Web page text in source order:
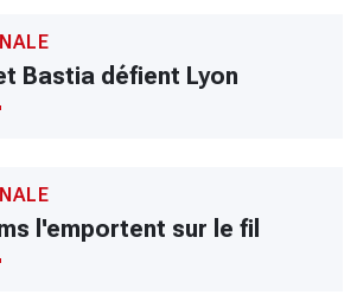
Bastia défient Lyon
l'emportent sur le fil